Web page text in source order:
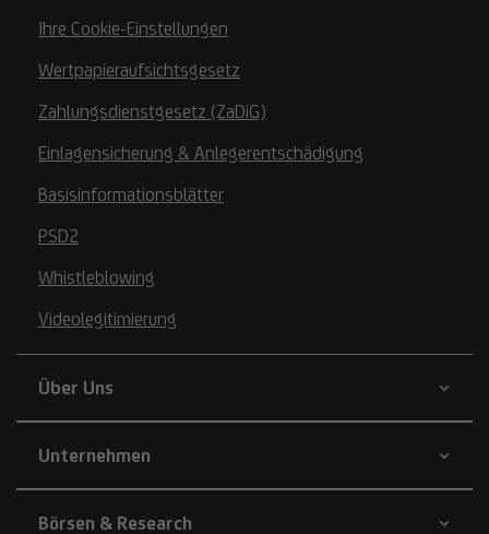
Ihre Cookie-Einstellungen
Wertpapieraufsichtsgesetz
Zahlungsdienstgesetz (ZaDiG)
Einlagensicherung & Anlegerentschädigung
Basisinformationsblätter
PSD2
Whistleblowing
Videolegitimierung
Über Uns
Unternehmen
Börsen & Research